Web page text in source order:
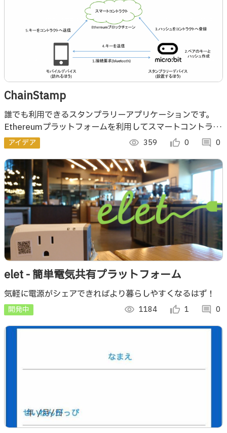
ChainStamp
誰でも利用できるスタンプラリーアプリケーションです。
Ethereumプラットフォームを利用してスマートコントラク
トを実装。 ブロックチェーンを使っているので偽装がむつ
かしい。 どのユーザーが、いつ、
アイデア visibility 359 thumb_up_alt 0 comment 0
elet - 簡単電気共有プラットフォーム
気軽に電源がシェアできればより暮らしやすくなるはず！
開発中 visibility 1184 thumb_up_alt 1 comment 0